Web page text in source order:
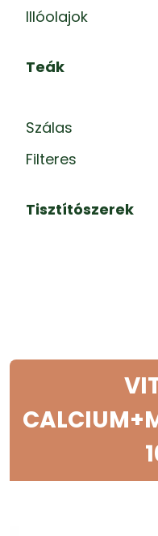
Illóolajok
Teák
Szálas
Filteres
Tisztítószerek